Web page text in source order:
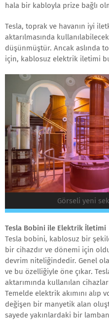
hala bir kabloyla prize bağlı
Tesla, toprak ve havanın iyi
aktarılmasında
düşünmüştür. Ancak aslında
için, kablosuz elektrik iletimi
Görseli yeni
Tesla Bobini ile Elektrik İletimi
Tesla bobini, kablosuz bir
bir cihazdır ve dönemi için
devrim niteliğindedir. Genel
ve bu özelliğiyle öne çıkar.
aktarımında kullanılan
Temelde elektrik akımını
değişen bir manyetik alan
sayede yakınlardaki bir